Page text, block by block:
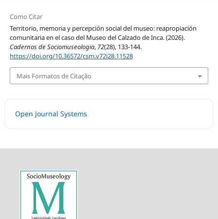
Como Citar
Territorio, memoria y percepción social del museo: reapropiación
comunitaria en el caso del Museo del Calzado de Inca. (2026).
Cadernos de Sociomuseologia, 72(28), 133-144.
https://doi.org/10.36572/csm.v72i28.11528
Mais Formatos de Citação
Open Journal Systems